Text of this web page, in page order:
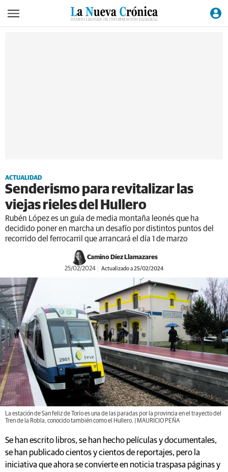
ACTUALIDAD
Senderismo para revitalizar las
viejas rieles del Hullero
Rubén López es un guía de media montaña leonés que ha
decidido poner en marcha un desafío por distintos puntos del
recorrido del ferrocarril que arrancará el día 1 de marzo
Camino Díez Llamazares
25/02/2024 Actualizado a 25/02/2024
La estación de San feliz de Torío es una de las paradas por la provincia en el trayecto del
Tren de la Robla, conocido también como el Hullero. | MAURICIO PEÑA
Se han escrito libros, se han hecho películas y documentales,
se han publicado cientos y cientos de reportajes, pero la
iniciativa que ahora se convierte en noticia traspasa páginas y